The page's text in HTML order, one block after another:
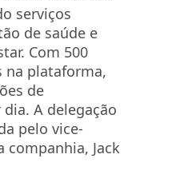
serviços
de saúde e
Com 500
na plataforma,
de
dia. A delegação
pelo vice-
companhia, Jack